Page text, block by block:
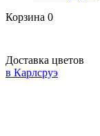
Корзина 0
Доставка цветов
в Карлсруэ